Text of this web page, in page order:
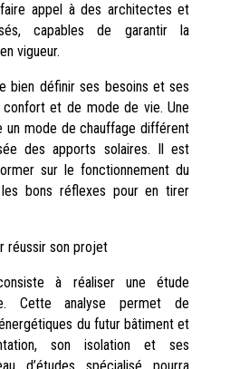
appel à des architectes et
capables de garantir la
vigueur.
bien définir ses besoins et ses
et de mode de vie. Une
un mode de chauffage différent
des apports solaires. Il est
sur le fonctionnement du
bons réflexes pour en tirer
réussir son projet
à réaliser une étude
Cette analyse permet de
du futur bâtiment et
son isolation et ses